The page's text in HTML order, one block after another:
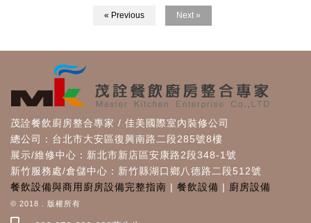
« Previous Next »
茂詮餐飲廚房整合專家 / 佳美國際室內裝修公司
總公司：台北市大安區復興南路二段285號8樓
展示/維修中心：新北市新店區安康路2段348-1號
新竹服務處/倉儲中心：新竹縣湖口鄉八德路二段512號
餐飲設備與商用廚房設備完整指南 | 餐飲設備 | 廚房設備
© 2018 . 版權所有